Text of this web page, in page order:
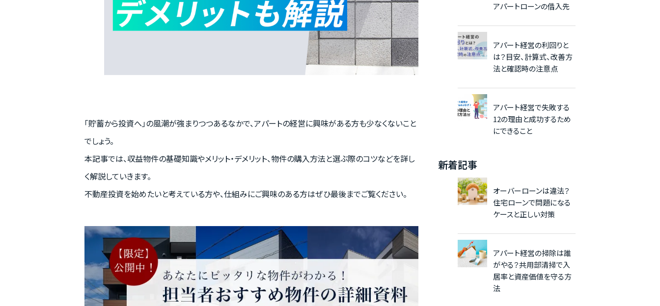
「貯蓄から投資へ」の風潮が強まりつつあるなかで、アパートの経営に興味がある方も少なくないこと
でしょう。
本記事では、収益物件の基礎知識やメリット・デメリット、物件の購入方法と選ぶ際のコツなどを詳し
く解説していきます。
不動産投資を始めたいと考えている方や、仕組みにご興味のある方はぜひ最後までご覧ください。
アパートローンの借入先
アパート経営の利回りと
は？目安、計算式、改善方
法と確認時の注意点
アパート経営で失敗する
12の理由と成功するため
にできること
新着記事
オーバーローンは違法？
住宅ローンで問題になる
ケースと正しい対策
アパート経営の掃除は誰
がやる？共用部清掃で入
居率と資産価値を守る方
法